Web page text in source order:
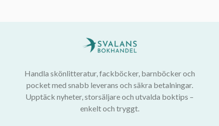
Handla skönlitteratur, fackböcker, barnböcker och
pocket med snabb leverans och säkra betalningar.
Upptäck nyheter, storsäljare och utvalda boktips –
enkelt och tryggt.